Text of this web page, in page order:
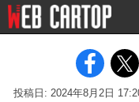
投稿日: 2024年8月2日